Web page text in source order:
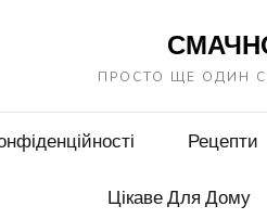
ПРОСТО ЩЕ ОДИН
Рецепти
Цікаве Для Дому